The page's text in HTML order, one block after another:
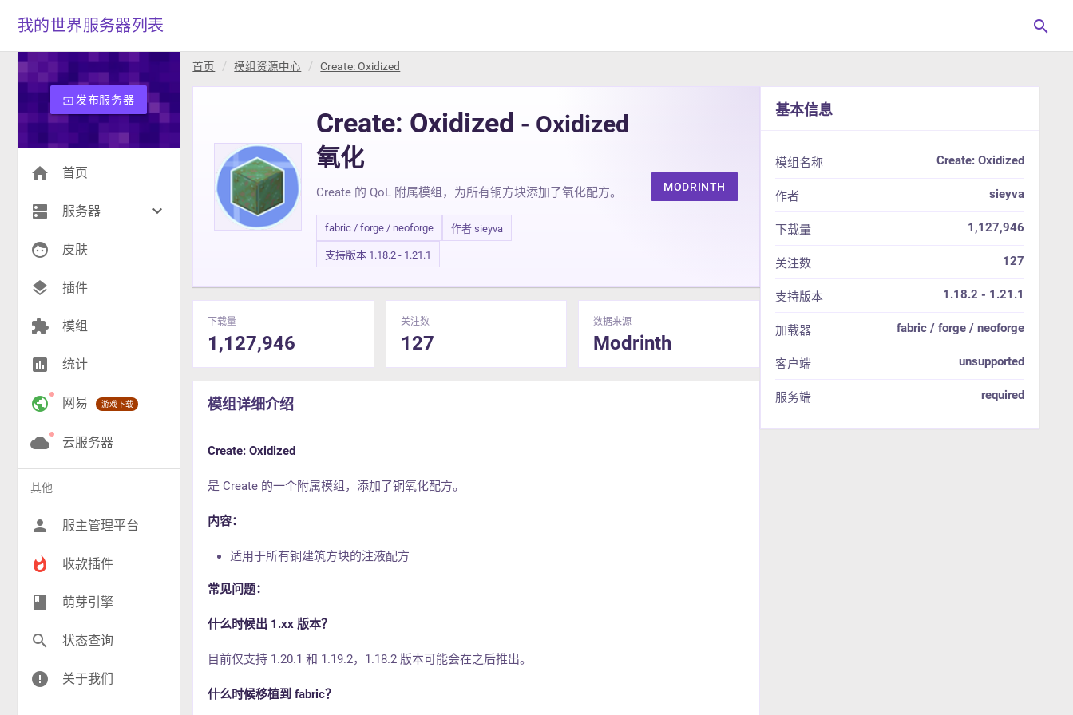
我的世界服务器列表 search
input发布服务器
home 首页
dns 服务器 keyboard_arrow_down
生存(270)
创造(9)
RPG(206)
小游戏(17)
神奇宝贝(27)
工业(9)
face 皮肤
layers 插件
extension 模组
insert_chart 统计
public 网易 游戏下载
cloud 云服务器
其他
person 服主管理平台
whatshot 收款插件
class 萌芽引擎
search 状态查询
error 关于我们
首页 模组资源中心 Create: Oxidized
Create: Oxidized - Oxidized
氧化
Create 的 QoL 附属模组，为所有铜方块添加了氧化配方。
fabric / forge / neoforge 作者 sieyva
支持版本 1.18.2 - 1.21.1
MODRINTH
下载量
1,127,946
关注数
127
数据来源
Modrinth
模组详细介绍
Create: Oxidized
是 Create 的一个附属模组，添加了铜氧化配方。
内容：
适用于所有铜建筑方块的注液配方
常见问题：
什么时候出 1.xx 版本？
目前仅支持 1.20.1 和 1.19.2，1.18.2 版本可能会在之后推出。
什么时候移植到 fabric？
基本信息
模组名称 Create: Oxidized
作者 sieyva
下载量 1,127,946
关注数 127
支持版本 1.18.2 - 1.21.1
加载器 fabric / forge / neoforge
客户端 unsupported
服务端 required